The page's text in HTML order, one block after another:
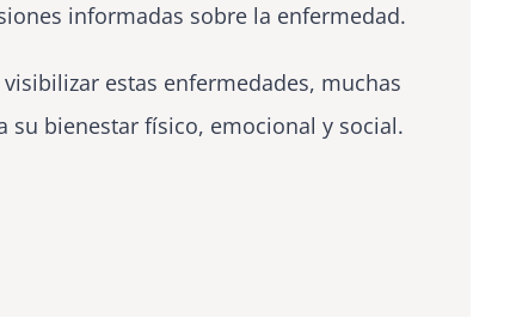
informadas sobre la enfermedad.
estas enfermedades, muchas
su bienestar físico, emocional y social.